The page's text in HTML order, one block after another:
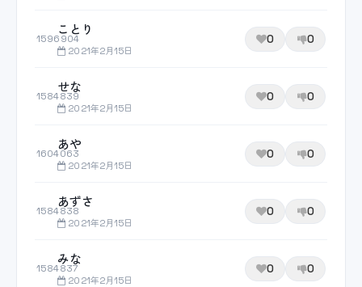
1596904
ことり
2021年2月15日
0 0
1584839
せな
2021年2月15日
0 0
1604063
あや
2021年2月15日
0 0
1584838
あずさ
2021年2月15日
0 0
1584837
みな
2021年2月15日
0 0